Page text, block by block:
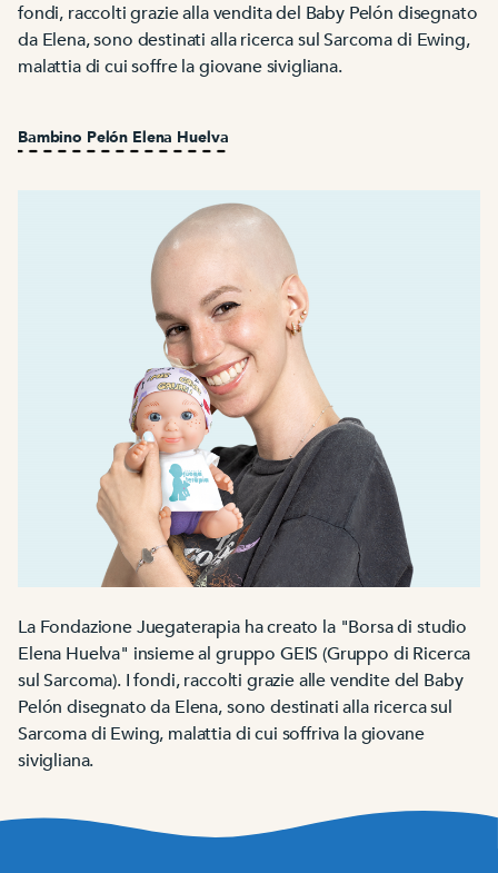
fondi, raccolti grazie alla vendita del Baby Pelón disegnato
da Elena, sono destinati alla ricerca sul Sarcoma di Ewing,
malattia di cui soffre la giovane sivigliana.
Bambino Pelón Elena Huelva
La Fondazione Juegaterapia ha creato la "Borsa di studio
Elena Huelva" insieme al gruppo GEIS (Gruppo di Ricerca
sul Sarcoma). I fondi, raccolti grazie alle vendite del Baby
Pelón disegnato da Elena, sono destinati alla ricerca sul
Sarcoma di Ewing, malattia di cui soffriva la giovane
sivigliana.